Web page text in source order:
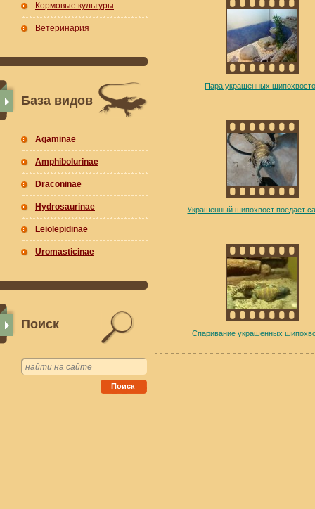
Кормовые культуры
Ветеринария
База видов
Agaminae
Amphibolurinae
Draconinae
Hydrosaurinae
Leiolepidinae
Uromasticinae
Поиск
Поиск
Пара украшенных
Украшенный шипохвост поедает
Спаривание украшенных